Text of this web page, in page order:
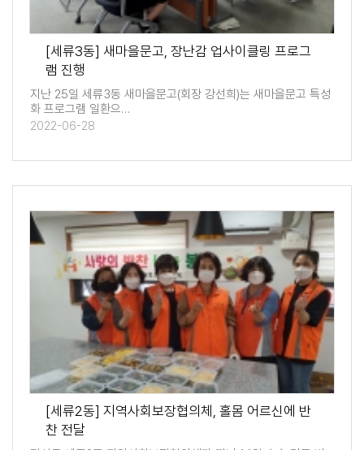
[세류3동] 새마을문고, 장난감 업사이클링 프로그
램 진행
지난 25일 세류3동 새마을문고(회장 강선희)는 새마을문고 특성
화 프로그램 일환으…
2022-06-28
[세류2동] 지역사회보장협의체, 홀몸 어르신에 반
찬 전달